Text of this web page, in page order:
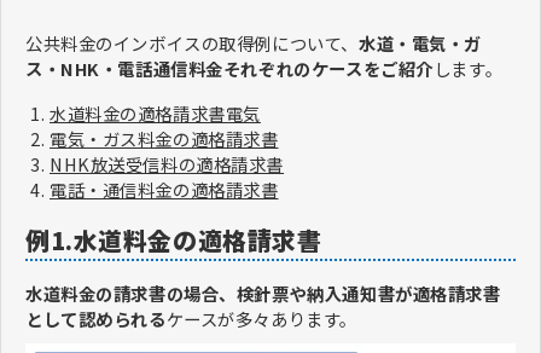
公共料金のインボイスの取得例について、 水道・電気・ガ
ス・NHK・電話通信料金それぞれのケースをご紹介します。
水道料金の適格請求書電気
電気・ガス料金の適格請求書
NHK放送受信料の適格請求書
電話・通信料金の適格請求書
例1.水道料金の適格請求書
水道料金の請求書の場合、検針票や納入通知書が適格請求書
として認められるケースが多々あります。